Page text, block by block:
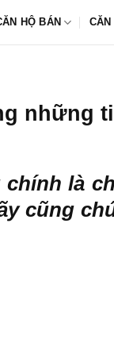
HỘ BÁN CĂN
những
chính là
cũng